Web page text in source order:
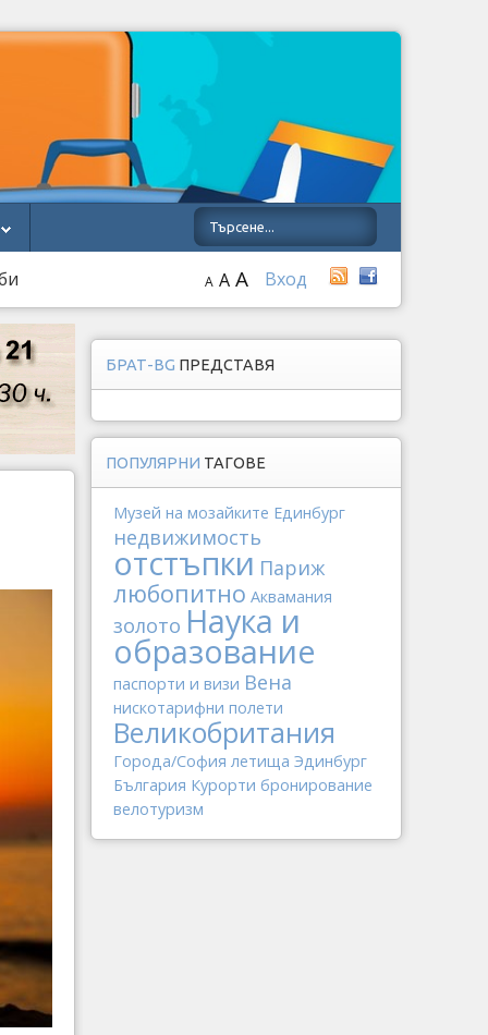
Вход
A A A
БРАТ-BG ПРЕДСТАВЯ
ПОПУЛЯРНИ ТАГОВЕ
Музей на мозайките Единбург
недвижимость
отстъпки Париж
любопитно Аквамания
золото Наука и
образование
паспорти и визи Вена
нискотарифни полети
Великобритания
Города/София летища Эдинбург
България Курорти бронирование
велотуризм